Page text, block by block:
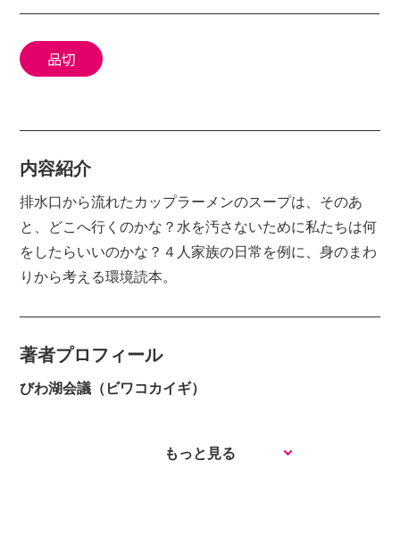
品切
内容紹介
排水口から流れたカップラーメンのスープは、そのあ
と、どこへ行くのかな？水を汚さないために私たちは何
をしたらいいのかな？４人家族の日常を例に、身のまわ
りから考える環境読本。
著者プロフィール
びわ湖会議（ビワコカイギ）
もっと見る